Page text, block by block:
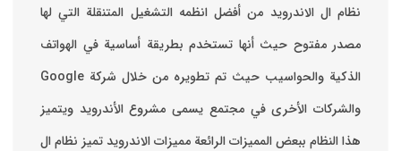
نظام ال الاندرويد من أفضل انظمه التشغيل المتنقلة التي لها
مصدر مفتوح حيث أنها تستخدم بطريقة أساسية في الهواتف
والشركات الأخرى في مجتمع يسمى مشروع الأندرويد ويتميز
هذا النظام ببعض المميزات الرائعة ‏مميزات الاندرويد ‏تميز نظام ال